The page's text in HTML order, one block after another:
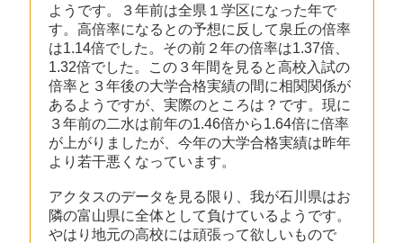
ようです。３年前は全県１学区になった年で
す。高倍率になるとの予想に反して泉丘の倍率
は1.14倍でした。その前２年の倍率は1.37倍、
1.32倍でした。この３年間を見ると高校入試の
倍率と３年後の大学合格実績の間に相関関係が
あるようですが、実際のところは？です。現に
３年前の二水は前年の1.46倍から1.64倍に倍率
が上がりましたが、今年の大学合格実績は昨年
より若干悪くなっています。
アクタスのデータを見る限り、我が石川県はお
隣の富山県に全体として負けているようです。
やはり地元の高校には頑張って欲しいもので